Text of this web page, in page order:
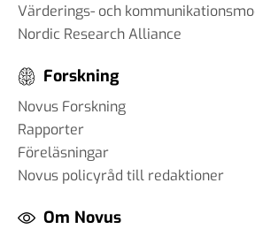
Värderings- och
Nordic Research Alliance
Forskning
Novus Forskning
Rapporter
Föreläsningar
Novus policyråd till redaktioner
Om Novus